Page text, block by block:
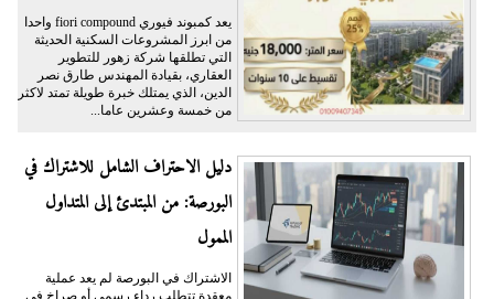
يعد كمبوند فيوري fiori compound واحدا
من ابرز المشروعات السكنية الحديثة
التي تطلقها شركة زهور للتطوير
العقاري، بقيادة المهندس طارق نصر
الدين، الذي يمتلك خبرة طويلة تمتد لاكثر
من خمسة وعشرين عاما...
دليل الاحتراف الشامل للاشتراك في
البورصة: من المبتدئ إلى المتداول
الممول
الاشتراك في البورصة لم يعد عملية